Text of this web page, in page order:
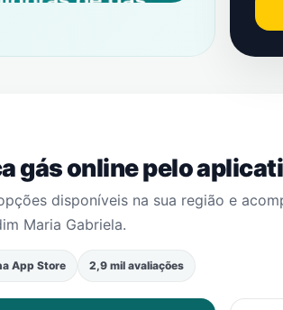
gás online pelo
disponíveis na sua região e
Maria Gabriela.
App Store 2,9 mil avaliações